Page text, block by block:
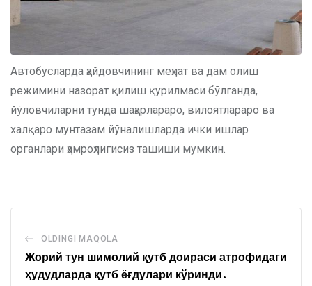
Автобусларда ҳайдовчининг меҳнат ва дам олиш
режимини назорат қилиш қурилмаси бўлганда,
йўловчиларни тунда шаҳарлараро, вилоятлараро ва
халқаро мунтазам йўналишларда ички ишлар
органлари ҳамроҳлигисиз ташиши мумкин.
OLDINGI MAQOLA
Жорий тун шимолий қутб доираси атрофидаги
ҳудудларда қутб ёғдулари кўринди.